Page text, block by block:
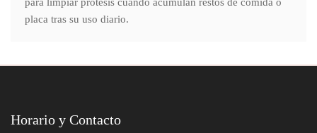
para limpiar prótesis cuando acumulan restos de comida o
placa tras su uso diario.
Horario y Contacto